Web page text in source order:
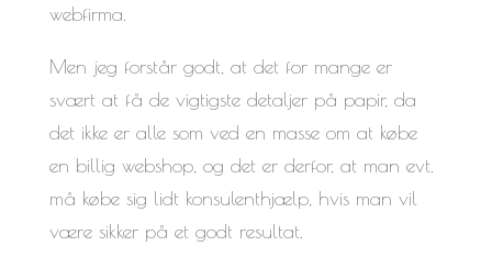
webfirma.
Men jeg forstår godt, at det for mange er
svært at få de vigtigste detaljer på papir, da
det ikke er alle som ved en masse om at købe
en billig webshop, og det er derfor, at man evt.
må købe sig lidt konsulenthjælp, hvis man vil
være sikker på et godt resultat.